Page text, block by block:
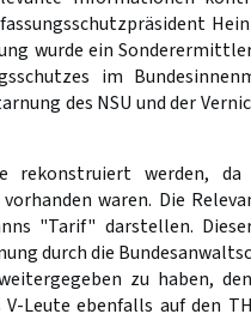
wurde ein
im
des NSU und der
rekonstruiert werden,
waren. Die
"Tarif" darstellen.
durch die
zu haben,
Leute ebenfalls auf den